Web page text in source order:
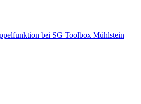
bei SG Toolbox Mühlstein